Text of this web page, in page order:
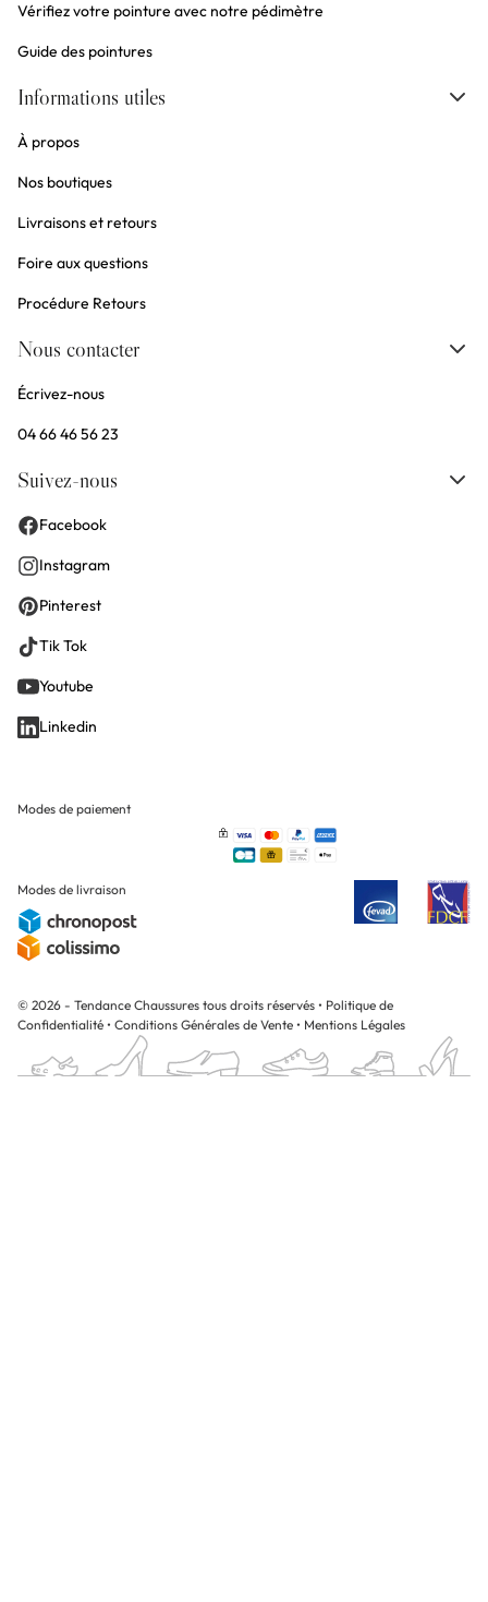
Vérifiez votre pointure avec notre pédimètre
Guide des pointures
Informations utiles
À propos
Nos boutiques
Livraisons et retours
Foire aux questions
Procédure Retours
Nous contacter
Écrivez-nous
04 66 46 56 23
Suivez-nous
Facebook
Instagram
Pinterest
Tik Tok
Youtube
Linkedin
Modes de paiement
Modes de livraison
© 2026 - Tendance Chaussures tous droits réservés • Politique de
Confidentialité • Conditions Générales de Vente • Mentions Légales